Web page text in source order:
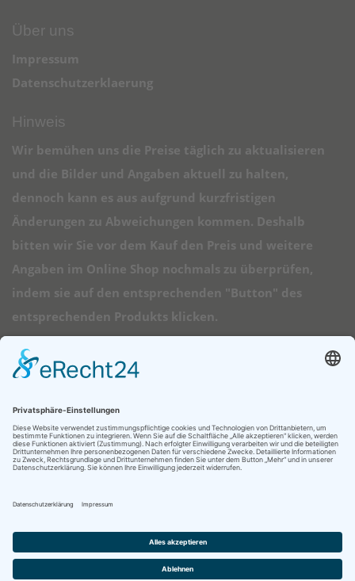
Über uns
Impressum
Datenschutzerklaerung
Hinweis
Wir bemühen uns die Preise täglich zu aktualisieren
und die Bilder und Angaben aktuell zu halten,
dennoch kann es aus aufgrund kurzfristigen
Änderungen zu Abweichungen kommen. Deshalb
bitten wir Sie vor dem Kauf den Preis und weitere
Angaben im Online Shop nochmals zu überprüfen,
indem sie auf den entsprechenden "Button" des
entsprechenden Produkts klicken.
➠ Direktlinks
Longboard Anfänger
Mini Longboards
Elektro Longboards